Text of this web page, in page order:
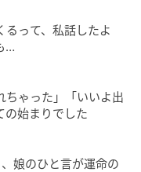
って、私話したよ
…
ゃった」「いいよ出
の始まりでした
娘のひと言が運命の